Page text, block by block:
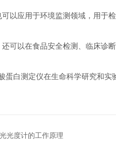
应用于环境监测领域，用于检
以在食品安全检测、临床诊断
白测定仪在生命科学研究和实
光度计的工作原理